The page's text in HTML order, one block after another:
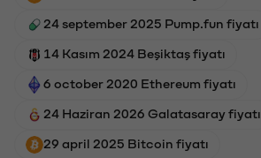
24 september 2025 Pump.fun fiyatı
14 Kasım 2024 Beşiktaş fiyatı
6 october 2020 Ethereum fiyatı
24 Haziran 2026 Galatasaray fiyatı
29 april 2025 Bitcoin fiyatı